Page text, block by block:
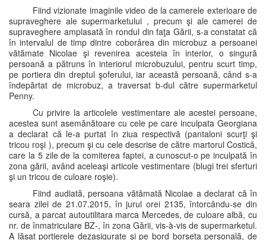
Fiind vizionate imaginile video de la camerele exterioare de
supraveghere ale supermarketului , precum şi ale camerei de
supraveghere amplasată în rondul din faţa Gării, s-a constatat că
în intervalul de timp dintre coborârea din microbuz a persoanei
vătămate Nicolae şi revenirea acesteia în interior, o singură
persoană a pătruns în interiorul microbuzului, pentru scurt timp,
pe portiera din dreptul şoferului, iar această persoană, când s-a
îndepărtat de microbuz, a traversat b-dul către supermarketul
Penny.
Cu privire la articolele vestimentare ale acestei persoane,
acestea sunt asemănătoare cu cele pe care inculpata Georgiana
a declarat că le-a purtat în ziua respectivă (pantaloni scurţi şi
tricou roşi ), precum şi cu cele descrise de către martorul Costică,
care la 5 zile de la comiterea faptei, a cunoscut-o pe inculpată în
zona gării, având aceleaşi articole vestimentare (blugi trei sferturi
şi un tricou de culoare roşie).
Fiind audiată, persoana vătămată Nicolae a declarat că în
seara zilei de 21.07.2015, în jurul orei 2135, întorcându-se din
cursă, a parcat autoutilitara marca Mercedes, de culoare albă, cu
nr. de înmatriculare BZ-, în zona Gării, vis-à-vis de supermarketul.
A lăsat portierele dezasigurate şi pe bord borseta personală, de